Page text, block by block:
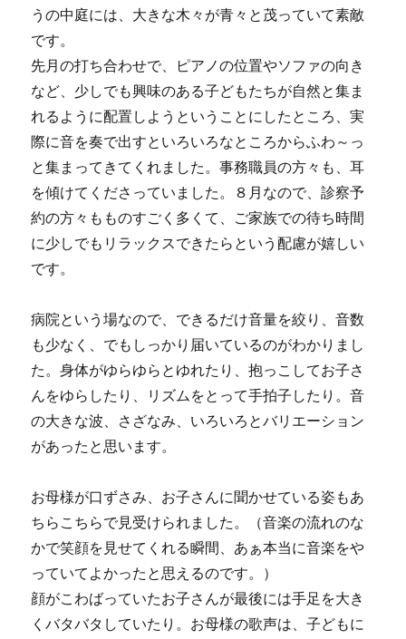
うの中庭には、大きな木々が青々と茂っていて素敵
です。
先月の打ち合わせで、ピアノの位置やソファの向き
など、少しでも興味のある子どもたちが自然と集ま
れるように配置しようということにしたところ、実
際に音を奏で出すといろいろなところからふわ～っ
と集まってきてくれました。事務職員の方々も、耳
を傾けてくださっていました。８月なので、診察予
約の方々もものすごく多くて、ご家族での待ち時間
に少しでもリラックスできたらという配慮が嬉しい
です。
病院という場なので、できるだけ音量を絞り、音数
も少なく、でもしっかり届いているのがわかりまし
た。身体がゆらゆらとゆれたり、抱っこしてお子さ
んをゆらしたり、リズムをとって手拍子したり。音
の大きな波、さざなみ、いろいろとバリエーション
があったと思います。
お母様が口ずさみ、お子さんに聞かせている姿もあ
ちらこちらで見受けられました。（音楽の流れのな
かで笑顔を見せてくれる瞬間、あぁ本当に音楽をや
っていてよかったと思えるのです。）
顔がこわばっていたお子さんが最後には手足を大き
くバタバタしていたり。お母様の歌声は、子どもに